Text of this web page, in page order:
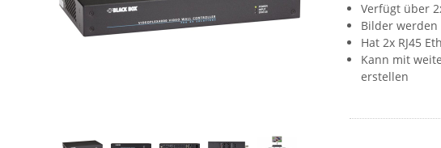
Verfügt über
Bilder
Hat 2x RJ45
Kann mit
erstellen